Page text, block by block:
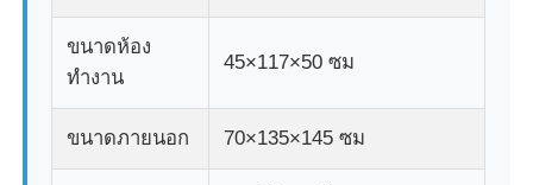
เครื่องทดสอบแรงกระแทก
เครื่องทดสอบการบด
ขนาดห้อง
ทำงาน
45×117×50 ซม
ขนาดภายนอก 70×135×145 ซม